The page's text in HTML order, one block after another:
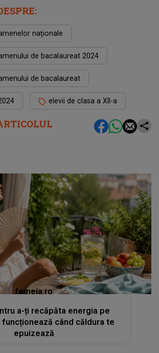
naționale
de bacalaureat 2024
de bacalaureat
elevii de clasa a XII-a
femeia.ro
a-ți recăpăta energia pe
funcționează când căldura te
epuizează